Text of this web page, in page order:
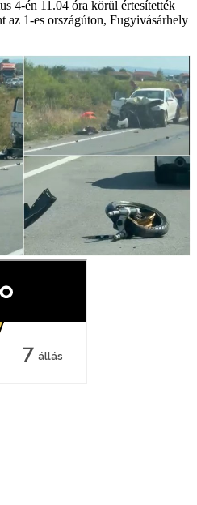
4-én 11.04 óra körül értesítették
az 1-es országúton, Fugyivásárhely